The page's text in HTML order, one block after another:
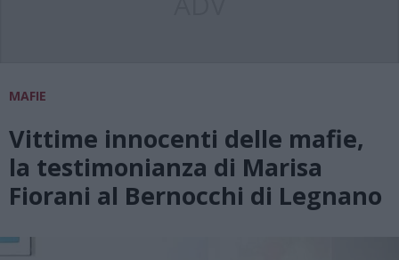
MAFIE
Vittime innocenti delle mafie,
la testimonianza di Marisa
Fiorani al Bernocchi di Legnano